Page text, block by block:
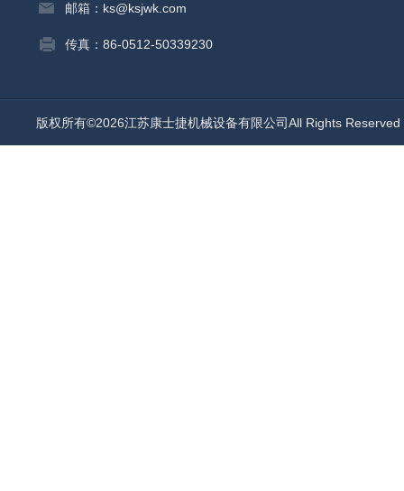
邮箱：ks@ksjwk.com
传真：86-0512-50339230
版权所有©2026江苏康士捷机械设备有限公司All Rights